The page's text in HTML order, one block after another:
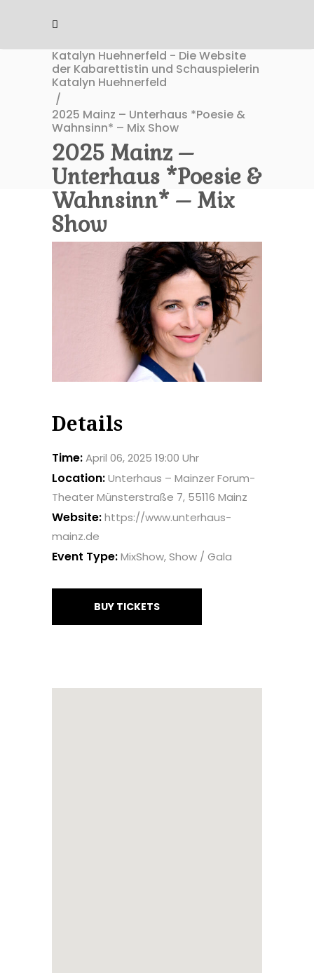
Katalyn Huehnerfeld - Die Website
der Kabarettistin und Schauspielerin
Katalyn Huehnerfeld
/
2025 Mainz – Unterhaus *Poesie &
Wahnsinn* – Mix Show
2025 Mainz –
Unterhaus *Poesie &
Wahnsinn* – Mix
Show
Details
Time:April 06, 2025 19:00 Uhr
Location:Unterhaus – Mainzer Forum-
Theater Münsterstraße 7, 55116 Mainz
Website:https://www.unterhaus-
mainz.de
Event Type:MixShow, Show / Gala
BUY TICKETS